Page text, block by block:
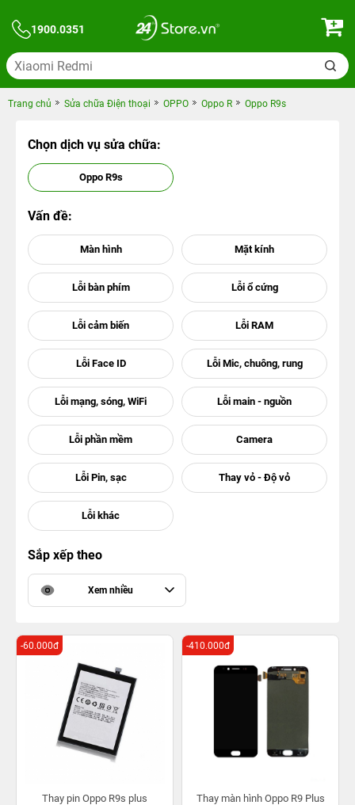
1900.0351
Trang chủ Sửa chữa Điện thoại OPPO Oppo R Oppo R9s
Chọn dịch vụ sửa chữa:
Oppo R9s
Vấn đề:
Sắp xếp theo
Xem nhiều
Thay pin Oppo R9s plus
-60.000đ
Thay màn hình Oppo R9 Plus
-410.000đ